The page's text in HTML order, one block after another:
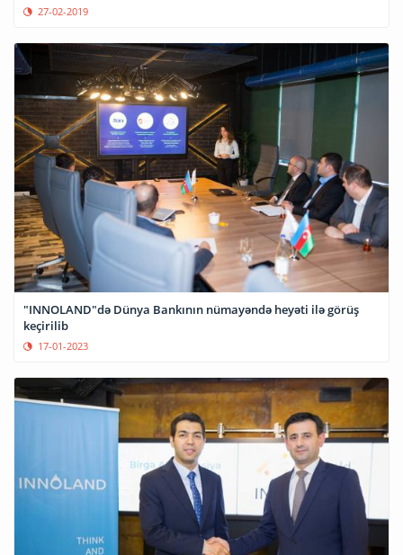
27-02-2019
"INNOLAND"də Dünya Bankının nümayəndə heyəti ilə görüş
keçirilib
17-01-2023